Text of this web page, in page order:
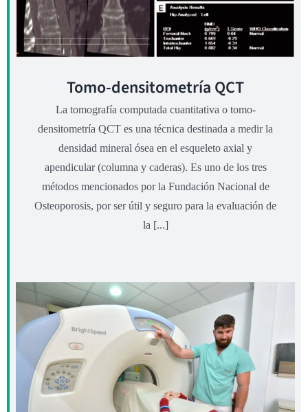
Tomo-densitometría QCT
La tomografía computada cuantitativa o tomo-
densitometría QCT es una técnica destinada a medir la
densidad mineral ósea en el esqueleto axial y
apendicular (columna y caderas). Es uno de los tres
métodos mencionados por la Fundación Nacional de
Osteoporosis, por ser útil y seguro para la evaluación de
la [...]